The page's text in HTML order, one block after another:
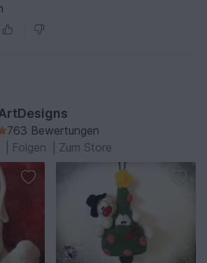
763 Bewertungen
Folgen Zum Store